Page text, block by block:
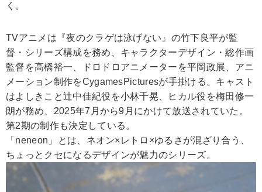
く。
TVアニメは『夜のクラゲは泳げない』の竹下良平が監
督・シリーズ構成を務め、キャラクターデザイン・総作画
監督を高橋裕一、ドロドロアニメーターを平岡政展、アニ
メーション制作をCygamesPicturesが手掛ける。キャスト
はよしきこと辻中佳紀役を小林千晃、ヒカル役を梅田修一
朗が務め、2025年7月から9月にかけて放送されていた。
第2期の制作も決定している。
「neneon」とは、ネオン×レトロ×ゆるさが混ざり合う、
ちょっとクセになるデザインが魅力のシリーズ。